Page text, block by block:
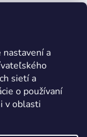
nastavení a
sietí a
o používaní
v oblasti